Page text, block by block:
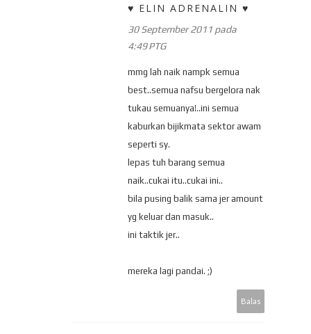
♥ ELIN ADRENALIN ♥
30 September 2011 pada
4:49 PTG
mmg lah naik nampk semua
best..semua nafsu bergelora nak
tukau semuanya!..ini semua
kaburkan bijikmata sektor awam
seperti sy.
lepas tuh barang semua
naik..cukai itu..cukai ini..
bila pusing balik sama jer amount
yg keluar dan masuk..
ini taktik jer..
mereka lagi pandai. ;)
Balas